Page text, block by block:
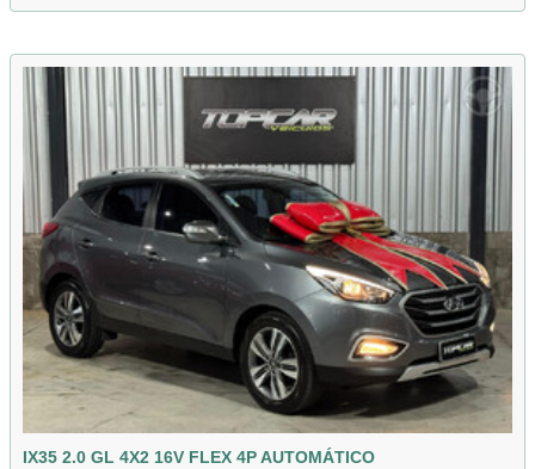
IX35 2.0 GL 4X2 16V FLEX 4P AUTOMÁTICO